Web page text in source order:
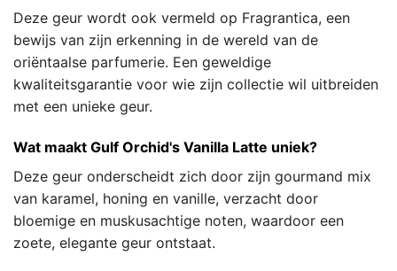
Deze geur wordt ook vermeld op Fragrantica, een
bewijs van zijn erkenning in de wereld van de
oriëntaalse parfumerie. Een geweldige
kwaliteitsgarantie voor wie zijn collectie wil uitbreiden
met een unieke geur.
Wat maakt Gulf Orchid's Vanilla Latte uniek?
Deze geur onderscheidt zich door zijn gourmand mix
van karamel, honing en vanille, verzacht door
bloemige en muskusachtige noten, waardoor een
zoete, elegante geur ontstaat.